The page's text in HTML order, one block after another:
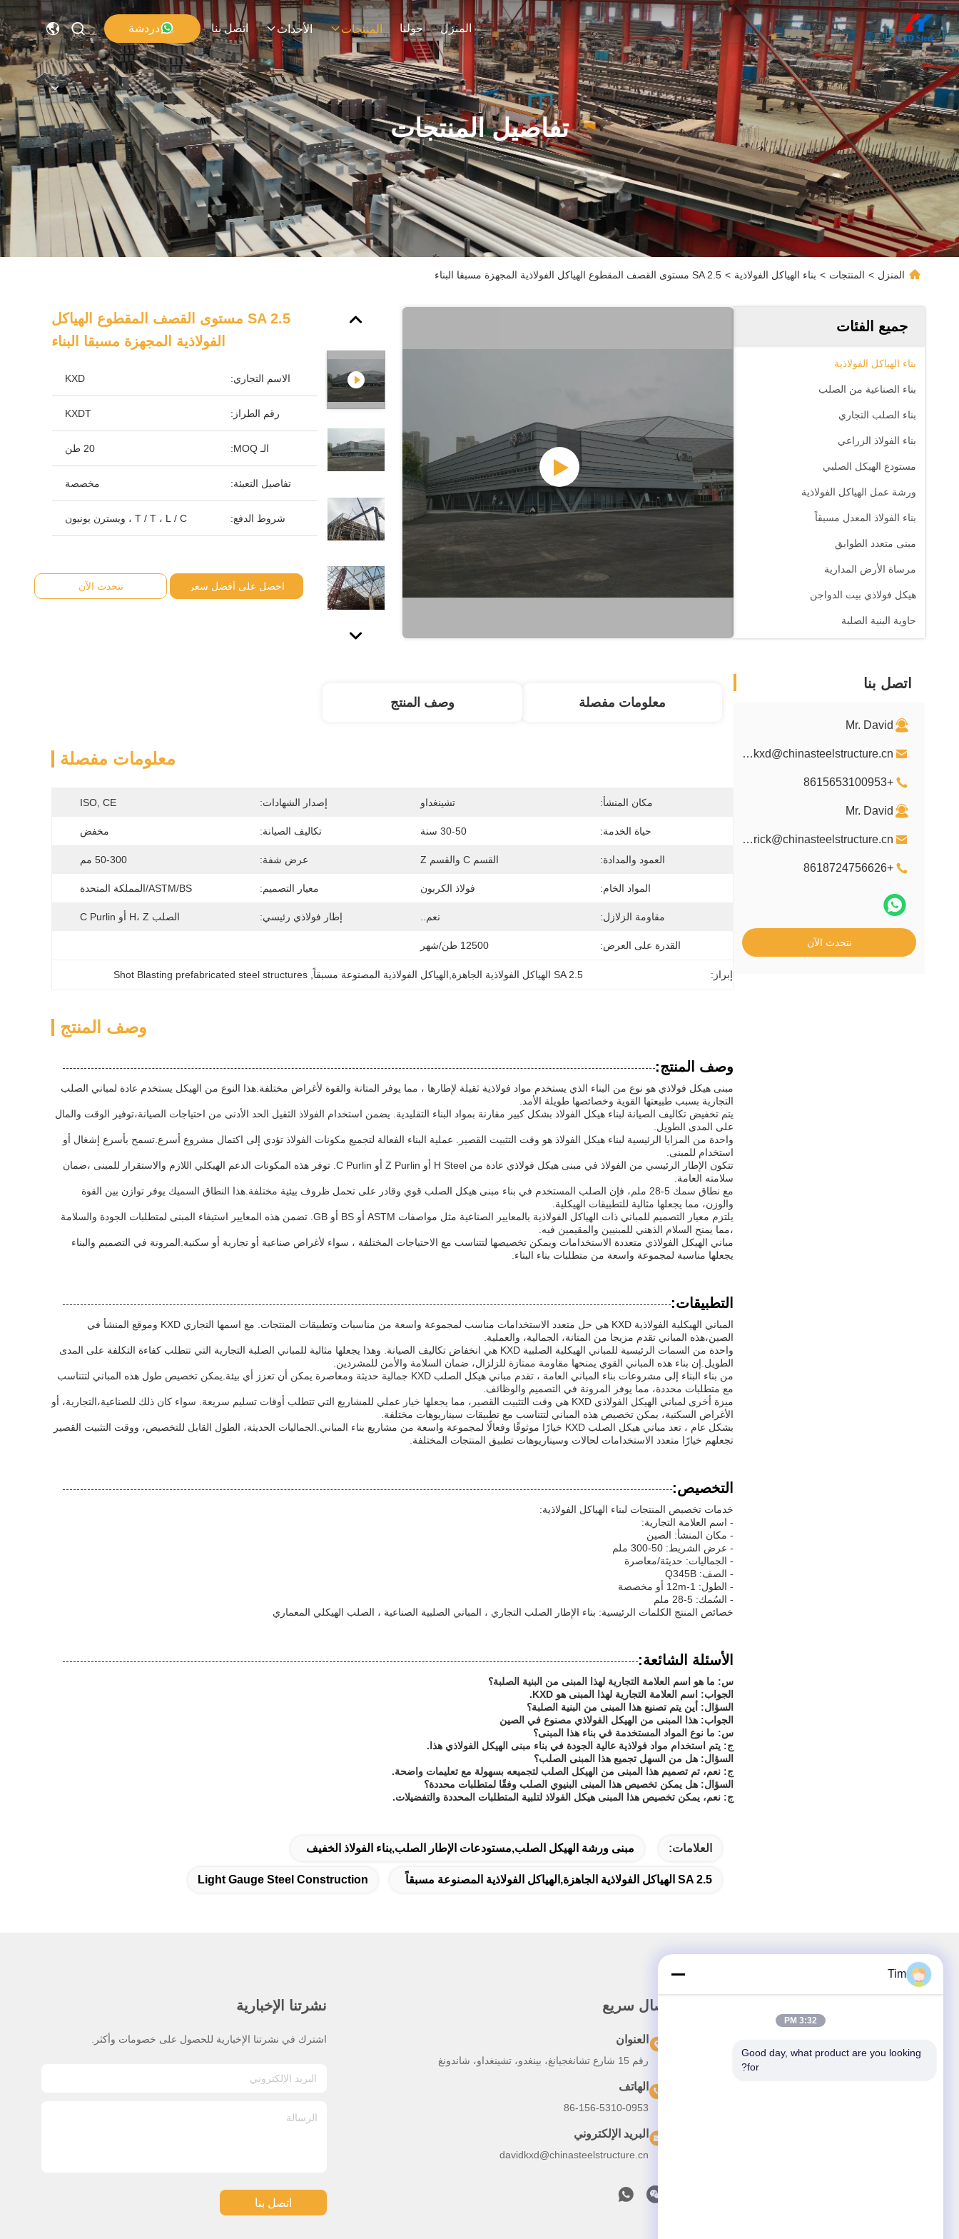
المنزل حولنا المنتجات الأحداث اتصل بنا دردشة
تفاصيل المنتجات
المنزل > المنتجات > بناء الهياكل الفولاذية > SA 2.5 مستوى القصف المقطوع الهياكل الفولاذية المجهزة مسبقا البناء
جميع الفئات
بناء الهياكل الفولاذية
بناء الصناعية من الصلب
بناء الصلب التجاري
بناء الفولاذ الزراعي
مستودع الهيكل الصلبي
ورشة عمل الهياكل الفولاذية
بناء الفولاذ المعدل مسبقاً
مبنى متعدد الطوابق
مرساة الأرض المدارية
هيكل فولاذي بيت الدواجن
حاوية البنية الصلبة
اتصل بنا
Mr. David
davidkxd@chinasteelstructure.cn
+8615653100953
Mr. David
kxdpatrick@chinasteelstructure.cn
+8618724756626
نتحدث الآن
SA 2.5 مستوى القصف المقطوع الهياكل
الفولاذية المجهزة مسبقا البناء
الاسم التجاري: KXD
رقم الطراز: KXDT
الـ MOQ: 20 طن
تفاصيل التعبئة: مخصصة
شروط الدفع: T / T ، L / C ، ويسترن يونيون
احصل على أفضل سعر نتحدث الآن
معلومات مفصلة وصف المنتج
معلومات مفصلة
مكان المنشأ: تشينغداو إصدار الشهادات: ISO, CE
حياة الخدمة: 30-50 سنة تكاليف الصيانة: مخفض
العمود والمدادة: القسم C والقسم Z عرض شفة: 50-300 مم
المواد الخام: فولاذ الكربون معيار التصميم: ASTM/BS/المملكة المتحدة
مقاومة الزلازل: نعم.. إطار فولاذي رئيسي: الصلب H، Z أو C Purlin
القدرة على العرض: 12500 طن/شهر
إبراز: SA 2.5 الهياكل الفولاذية الجاهزة,الهياكل الفولاذية المصنوعة مسبقاً ,
Shot Blasting prefabricated steel structures
وصف المنتج
وصف المنتج:
مبنى هيكل فولاذي هو نوع من البناء الذي يستخدم مواد فولاذية ثقيلة لإطارها ، مما يوفر المتانة والقوة لأغراض مختلفة.هذا النوع من الهيكل يستخدم عادة لمباني الصلب
التجارية بسبب طبيعتها القوية وخصائصها طويلة الأمد.
يتم تخفيض تكاليف الصيانة لبناء هيكل الفولاذ بشكل كبير مقارنة بمواد البناء التقليدية. يضمن استخدام الفولاذ الثقيل الحد الأدنى من احتياجات الصيانة،توفير الوقت والمال
على المدى الطويل.
واحدة من المزايا الرئيسية لبناء هيكل الفولاذ هو وقت التثبيت القصير. عملية البناء الفعالة لتجميع مكونات الفولاذ تؤدي إلى اكتمال مشروع أسرع.تسمح بأسرع إشغال أو
استخدام للمبنى.
تتكون الإطار الرئيسي من الفولاذ في مبنى هيكل فولاذي عادة من H Steel أو Z Purlin أو C Purlin. توفر هذه المكونات الدعم الهيكلي اللازم والاستقرار للمبنى ،ضمان
سلامته العامة.
مع نطاق سمك 5-28 ملم، فإن الصلب المستخدم في بناء مبنى هيكل الصلب قوي وقادر على تحمل ظروف بيئية مختلفة.هذا النطاق السميك يوفر توازن بين القوة
والوزن، مما يجعلها مثالية للتطبيقات الهيكلية.
يلتزم معيار التصميم للمباني ذات الهياكل الفولاذية بالمعايير الصناعية مثل مواصفات ASTM أو BS أو GB. تضمن هذه المعايير استيفاء المبنى لمتطلبات الجودة والسلامة
،مما يمنح السلام الذهني للمبنيين والمقيمين فيه.
مباني الهيكل الفولاذي متعددة الاستخدامات ويمكن تخصيصها لتتناسب مع الاحتياجات المختلفة ، سواء لأغراض صناعية أو تجارية أو سكنية.المرونة في التصميم والبناء
يجعلها مناسبة لمجموعة واسعة من متطلبات بناء البناء.
التطبيقات:
المباني الهيكلية الفولاذية KXD هي حل متعدد الاستخدامات مناسب لمجموعة واسعة من مناسبات وتطبيقات المنتجات. مع اسمها التجاري KXD وموقع المنشأ في
الصين،هذه المباني تقدم مزيجا من المتانة، الجمالية، والعملية.
واحدة من السمات الرئيسية للمباني الهيكلية الصلبية KXD هي انخفاض تكاليف الصيانة. وهذا يجعلها مثالية للمباني الصلبة التجارية التي تتطلب كفاءة التكلفة على المدى
الطويل.إن بناء هذه المباني القوي يمنحها مقاومة ممتازة للزلزال، ضمان السلامة والأمن للمشردين.
من بناء البناء إلى مشروعات بناء المباني العامة ، تقدم مباني هيكل الصلب KXD جمالية حديثة ومعاصرة يمكن أن تعزز أي بيئة.يمكن تخصيص طول هذه المباني لتتناسب
مع متطلبات محددة، مما يوفر المرونة في التصميم والوظائف.
ميزة أخرى لمباني الهيكل الفولاذي KXD هي وقت التثبيت القصير، مما يجعلها خيار عملي للمشاريع التي تتطلب أوقات تسليم سريعة. سواء كان ذلك للصناعية،التجارية، أو
الأغراض السكنية، يمكن تخصيص هذه المباني لتتناسب مع تطبيقات سيناريوهات مختلفة.
بشكل عام ، تعد مباني هيكل الصلب KXD خيارًا موثوقًا وفعالًا لمجموعة واسعة من مشاريع بناء المباني.الجماليات الحديثة، الطول القابل للتخصيص، ووقت التثبيت القصير
تجعلهم خيارًا متعدد الاستخدامات لحالات وسيناريوهات تطبيق المنتجات المختلفة.
التخصيص:
خدمات تخصيص المنتجات لبناء الهياكل الفولاذية:
- اسم العلامة التجارية:
- مكان المنشأ: الصين
- عرض الشريط: 50-300 ملم
- الجماليات: حديثة/معاصرة
- الصف: Q345B
- الطول: 1-12m أو مخصصة
- السُمك: 5-28 ملم
خصائص المنتج الكلمات الرئيسية: بناء الإطار الصلب التجاري ، المباني الصلبية الصناعية ، الصلب الهيكلي المعماري
الأسئلة الشائعة:
س: ما هو اسم العلامة التجارية لهذا المبنى من البنية الصلبة؟
الجواب: اسم العلامة التجارية لهذا المبنى هو KXD.
السؤال: أين يتم تصنيع هذا المبنى من البنية الصلبة؟
الجواب: هذا المبنى من الهيكل الفولاذي مصنوع في الصين
س: ما نوع المواد المستخدمة في بناء هذا المبنى؟
ج: يتم استخدام مواد فولاذية عالية الجودة في بناء مبنى الهيكل الفولاذي هذا.
السؤال: هل من السهل تجميع هذا المبنى الصلب؟
ج: نعم، تم تصميم هذا المبنى من الهيكل الصلب لتجميعه بسهولة مع تعليمات واضحة.
السؤال: هل يمكن تخصيص هذا المبنى البنيوي الصلب وفقًا لمتطلبات محددة؟
ج: نعم، يمكن تخصيص هذا المبنى هيكل الفولاذ لتلبية المتطلبات المحددة والتفضيلات.
العلامات: مبنى ورشة الهيكل الصلب,مستودعات الإطار الصلب,بناء الفولاذ الخفيف
SA 2.5 الهياكل الفولاذية الجاهزة,الهياكل الفولاذية المصنوعة مسبقاً Light Gauge Steel Construction
اتصال سريع
العنوان
رقم 15 شارع تشانغجيانغ، بينغدو، تشينغداو، شاندونغ
الهاتف
86-156-5310-0953
البريد الإلكتروني
davidkxd@chinasteelstructure.cn
نشرتنا الإخبارية
اشترك في نشرتنا الإخبارية للحصول على خصومات وأكثر.
اتصل بنا
Tim
3:32 PM
Good day, what product are you looking
for?